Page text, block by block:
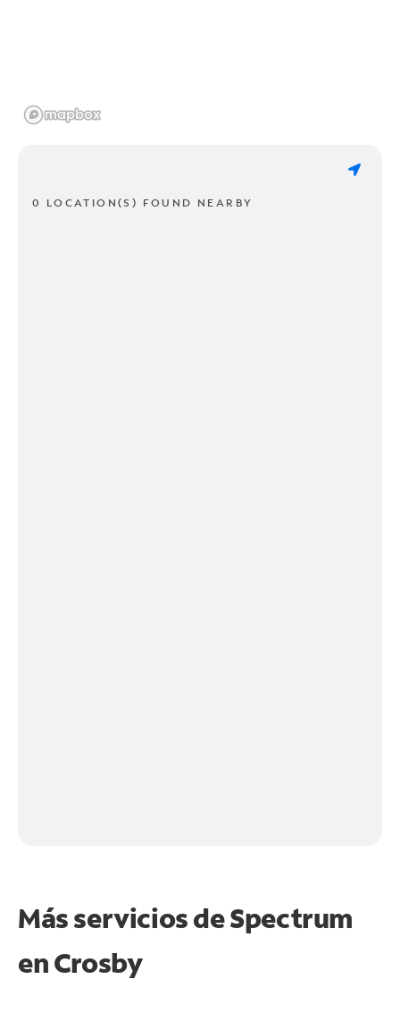
0 LOCATION(S) FOUND NEARBY
Más servicios de Spectrum
enCrosby